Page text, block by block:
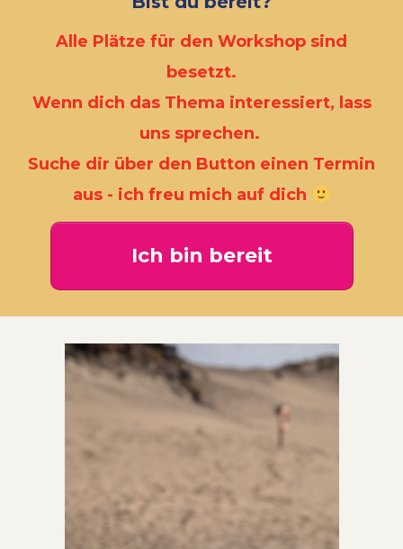
Alle Plätze für den Workshop sind
besetzt.
Wenn dich das Thema interessiert, lass
uns sprechen.
Suche dir über den Button einen Termin
aus - ich freu mich auf dich
Ich bin bereit